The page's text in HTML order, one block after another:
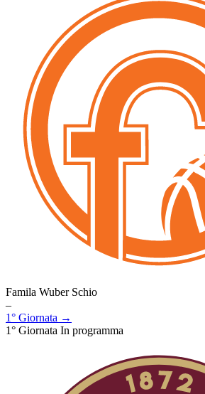
Famila Wuber Schio
–
1° Giornata →
1° Giornata In programma